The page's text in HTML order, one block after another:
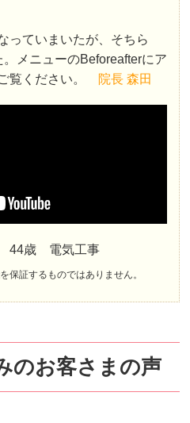
っていまいたが、そちら
メニューのBeforeafterにア
覧ください。 院長 森田
44歳 電気工事
保証するものではありません。
のお客さまの声